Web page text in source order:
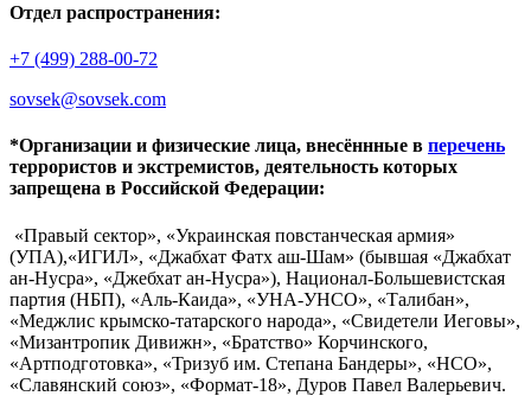
Отдел распространения:
+7 (499) 288-00-72
sovsek@sovsek.com
*Организации и физические лица, внесённные в перечень
террористов и экстремистов, деятельность которых
запрещена в Российской Федерации:
«Правый сектор», «Украинская повстанческая армия»
(УПА),«ИГИЛ», «Джабхат Фатх аш-Шам» (бывшая «Джабхат
ан-Нусра», «Джебхат ан-Нусра»), Национал-Большевистская
партия (НБП), «Аль-Каида», «УНА-УНСО», «Талибан»,
«Меджлис крымско-татарского народа», «Свидетели Иеговы»,
«Мизантропик Дивижн», «Братство» Корчинского,
«Артподготовка», «Тризуб им. Степана Бандеры», «НСО»,
«Славянский союз», «Формат-18», Дуров Павел Валерьевич.